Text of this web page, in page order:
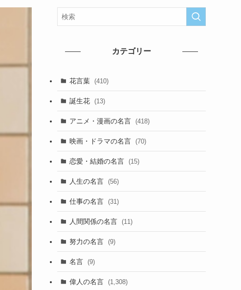
カテゴリー
花言葉 (410)
誕生花 (13)
アニメ・漫画の名言 (418)
映画・ドラマの名言 (70)
恋愛・結婚の名言 (15)
人生の名言 (56)
仕事の名言 (31)
人間関係の名言 (11)
努力の名言 (9)
名言 (9)
偉人の名言 (1,308)